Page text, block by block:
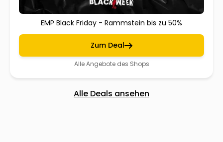
EMP Black Friday - Rammstein bis zu 50%
Zum Deal
Alle Angebote des Shops
Alle Deals ansehen